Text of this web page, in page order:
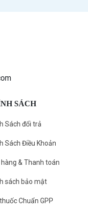
SÁCH
Sách đổi trả
Sách Điều Khoản
hàng & Thanh toán
sách bảo mật
Chuẩn GPP